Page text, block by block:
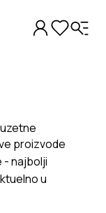
proizvode
- najbolji
u